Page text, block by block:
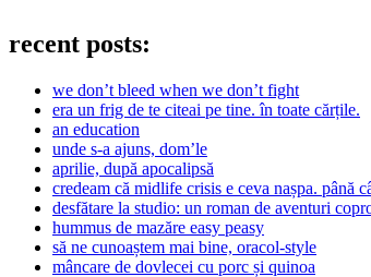
recent posts:
we don’t bleed when we don’t fight
era un frig de te citeai pe tine. în toate cărțile.
an education
unde s-a ajuns, dom’le
aprilie, după apocalipsă
credeam că midlife crisis e ceva nașpa. până
desfătare la studio: un roman de aventuri
hummus de mazăre easy peasy
să ne cunoaștem mai bine, oracol-style
mâncare de dovlecei cu porc și quinoa